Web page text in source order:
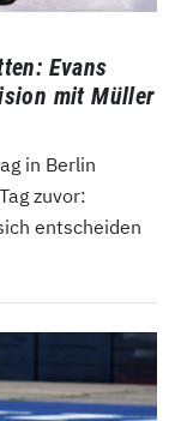
Evans
mit Müller
in Berlin
zuvor:
entscheiden